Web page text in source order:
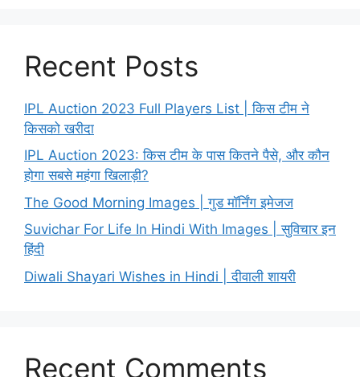
Recent Posts
IPL Auction 2023 Full Players List | किस टीम ने
किसको खरीदा
IPL Auction 2023: किस टीम के पास कितने पैसे, और कौन
होगा सबसे महंगा खिलाड़ी?
The Good Morning Images | गुड मॉर्निंग इमेजज
Suvichar For Life In Hindi With Images | सुविचार इन
हिंदी
Diwali Shayari Wishes in Hindi | दीवाली शायरी
Recent Comments